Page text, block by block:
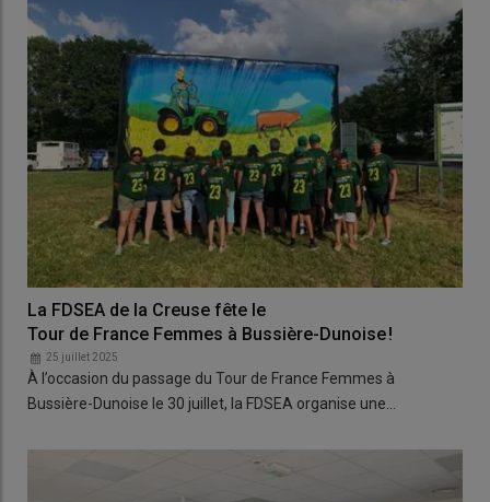
La FDSEA de la Creuse fête le
Tour de France Femmes à Bussière-Dunoise !
25 juillet 2025
À l’occasion du passage du Tour de France Femmes à
Bussière-Dunoise le 30 juillet, la FDSEA organise une…